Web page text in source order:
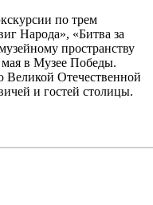
по трем
Народа», «Битва за
пространству
в Музее Победы.
Великой Отечественной
и гостей столицы.